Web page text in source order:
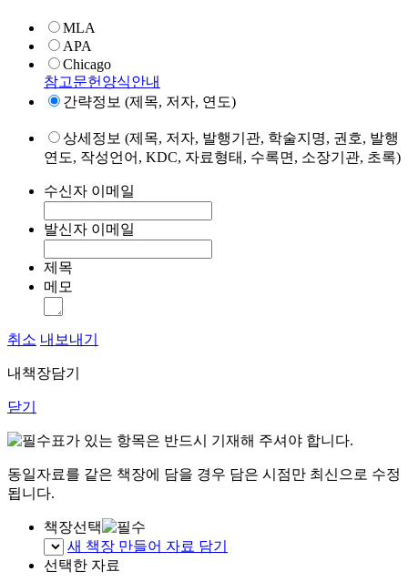
MLA
APA
Chicago
참고문헌양식안내
간략정보 (제목, 저자, 연도)
상세정보 (제목, 저자, 발행기관, 학술지명, 권호, 발행
연도, 작성언어, KDC, 자료형태, 수록면, 소장기관, 초록)
수신자 이메일
발신자 이메일
제목
메모
취소 내보내기
내책장담기
닫기
표가 있는 항목은 반드시 기재해 주셔야 합니다.
동일자료를 같은 책장에 담을 경우 담은 시점만 최신으로 수정
됩니다.
책장선택
새 책장 만들어 자료 담기
선택한 자료